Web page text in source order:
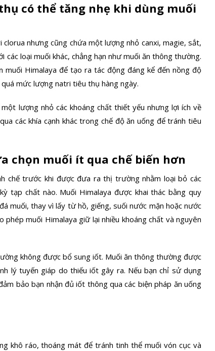
có thể tăng nhẹ khi dùng muối
nhưng cũng chứa một lượng nhỏ canxi, magie, sắt,
các loại muối khác, chẳng hạn như muối ăn thông thường.
Himalaya để tạo ra tác động đáng kể đến nồng độ
mức lượng natri tiêu thụ hàng ngày.
lượng nhỏ các khoáng chất thiết yếu nhưng lợi ích về
các khía cạnh khác trong chế độ ăn uống để tránh tiêu
chọn muối ít qua chế biến hơn
chế trước khi được đưa ra thị trường nhằm loại bỏ các
tạp chất nào. Muối Himalaya được khai thác bằng quy
muối, thay vì lấy từ hồ, giếng, suối nước mặn hoặc nước
muối Himalaya giữ lại nhiều khoáng chất và nguyên
không được bổ sung iốt. Muối ăn thông thường được
lý tuyến giáp do thiếu iốt gây ra. Nếu bạn chỉ sử dụng
bảo bạn nhận đủ iốt thông qua các biện pháp ăn uống
khô ráo, thoáng mát để tránh tinh thể muối vón cục và